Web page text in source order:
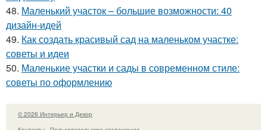
48. Маленький участок – большие возможности: 40
дизайн-идей
49. Как создать красивый сад на маленьком участке:
советы и идеи
50. Маленькие участки и сады в современном стиле:
советы по оформлению
© 2026 Интерьер и Декор